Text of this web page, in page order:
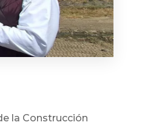
la Construcción